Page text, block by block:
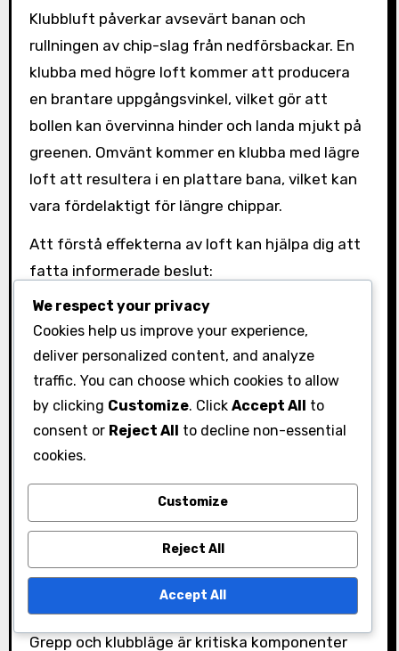
Klubbluft påverkar avsevärt banan och
rullningen av chip-slag från nedförsbackar. En
klubba med högre loft kommer att producera
en brantare uppgångsvinkel, vilket gör att
bollen kan övervinna hinder och landa mjukt på
greenen. Omvänt kommer en klubba med lägre
loft att resultera i en plattare bana, vilket kan
vara fördelaktigt för längre chippar.
Att förstå effekterna av loft kan hjälpa dig att
fatta informerade beslut:
Högre loft:Idealisk för korta, känsliga
chippar där precision är avgörande.
Lägre loft:Användbar för längre slag där du
behöver mer distans och mindre höjd.
Att justera din ställning och svingbana kan
också hjälpa dig att maximera fördelarna med
klubbens loft. Se till att din kroppsställning är i
linje med lutningen för att bibehålla balans och
kontroll under din sving.
Vikten av grepp och
klubbläge vid träff
Grepp och klubbläge är kritiska komponenter
We respect your privacy
Cookies help us improve your experience,
deliver personalized content, and analyze
traffic. You can choose which cookies to allow
by clicking Customize. Click Accept All to
consent or Reject All to decline non-essential
cookies.
Customize
Reject All
Accept All